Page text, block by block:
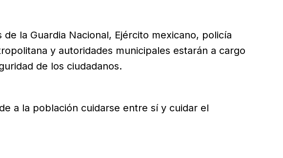
de la Guardia Nacional, Ejército mexicano, policía
y autoridades municipales estarán a cargo
de los ciudadanos.
a la población cuidarse entre sí y cuidar el